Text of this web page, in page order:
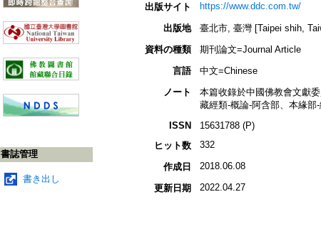
書誌管理
書き出し
出版サイト
https://www.ddc.com.tw/
出版地
臺北市, 臺灣 [Taipei shih,
資料の種類
期刊論文=Journal Article
言語
中文=Chinese
ノート
本篇收錄於中國佛教會文獻
藏經類-概論-阿含部、本緣部
ISSN
15631788 (P)
ヒット数
332
作成日 2018.06.08
更新日期 2022.04.27